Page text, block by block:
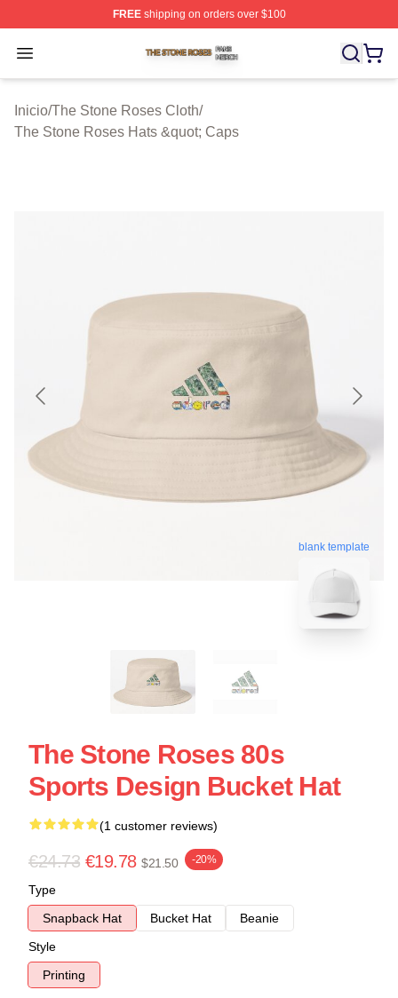
FREEshipping on orders over $100
Open menu
The Stone Roses Shop ⚡️ Officially Licensed The
Inicio/The Stone Roses Cloth/
The Stone Roses Hats &quot; Caps
blank template
The Stone Roses 80s
Sports Design Bucket Hat
(1 customer reviews)
€24.73 €19.78 $21.50 -20%
Type
Snapback Hat
Bucket Hat
Beanie
Style
Printing